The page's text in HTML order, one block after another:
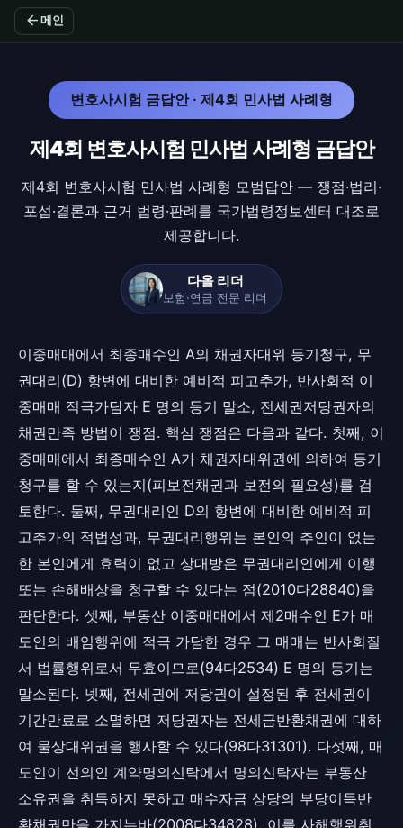
arrow_back 메인
변호사시험 금답안 · 제4회 민사법 사례형
제4회 변호사시험 민사법 사례형 금답안
제4회 변호사시험 민사법 사례형 모범답안 — 쟁점·법리·
포섭·결론과 근거 법령·판례를 국가법령정보센터 대조로
제공합니다.
다올 리더
보험·연금 전문 리더
이중매매에서 최종매수인 A의 채권자대위 등기청구, 무
권대리(D) 항변에 대비한 예비적 피고추가, 반사회적 이
중매매 적극가담자 E 명의 등기 말소, 전세권저당권자의
채권만족 방법이 쟁점. 핵심 쟁점은 다음과 같다. 첫째, 이
중매매에서 최종매수인 A가 채권자대위권에 의하여 등기
청구를 할 수 있는지(피보전채권과 보전의 필요성)를 검
토한다. 둘째, 무권대리인 D의 항변에 대비한 예비적 피
고추가의 적법성과, 무권대리행위는 본인의 추인이 없는
한 본인에게 효력이 없고 상대방은 무권대리인에게 이행
또는 손해배상을 청구할 수 있다는 점(2010다28840)을
판단한다. 셋째, 부동산 이중매매에서 제2매수인 E가 매
도인의 배임행위에 적극 가담한 경우 그 매매는 반사회질
서 법률행위로서 무효이므로(94다2534) E 명의 등기는
말소된다. 넷째, 전세권에 저당권이 설정된 후 전세권이
기간만료로 소멸하면 저당권자는 전세금반환채권에 대하
여 물상대위권을 행사할 수 있다(98다31301). 다섯째, 매
도인이 선의인 계약명의신탁에서 명의신탁자는 부동산
소유권을 취득하지 못하고 매수자금 상당의 부당이득반
환채권만을 가지는바(2008다34828), 이를 사해행위취